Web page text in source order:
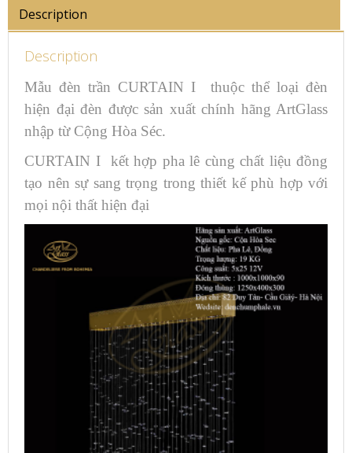
Description
Description
Mẫu đèn trần CURTAIN I thuộc thể loại đèn
hiện đại đèn được sản xuất chính hãng ArtGlass
nhập từ Cộng Hòa Séc.
CURTAIN I kết hợp pha lê cùng chất liệu đồng
tạo nên sự sang trọng trong thiết kế phù hợp với
mọi nội thất hiện đại